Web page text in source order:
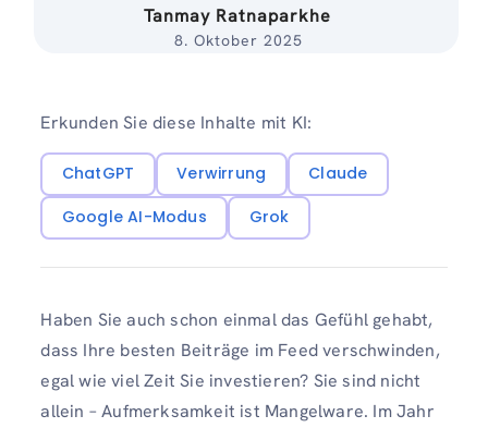
Tanmay Ratnaparkhe
8. Oktober 2025
Erkunden Sie diese Inhalte mit KI:
ChatGPT Verwirrung
Claude
Google AI-Modus
Grok
Haben Sie auch schon einmal das Gefühl gehabt,
dass Ihre besten Beiträge im Feed verschwinden,
egal wie viel Zeit Sie investieren? Sie sind nicht
allein – Aufmerksamkeit ist Mangelware. Im Jahr